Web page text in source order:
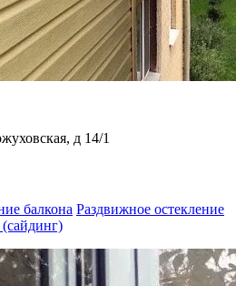
д 14/1
балкона Раздвижное остекление